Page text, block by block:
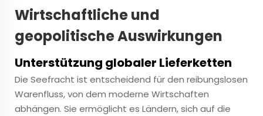
Wirtschaftliche und
geopolitische Auswirkungen
Unterstützung globaler Lieferketten
Die Seefracht ist entscheidend für den reibungslosen
Warenfluss, von dem moderne Wirtschaften
abhängen. Sie ermöglicht es Ländern, sich auf die